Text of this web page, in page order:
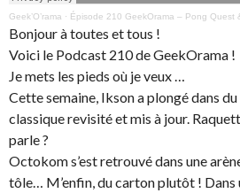
Geek’O’rama · Épisode 210 GeekOrama – Pong Quest &
Bonjour à toutes et tous !
Voici le Podcast 210 de GeekOrama !
Je mets les pieds où je veux …
Cette semaine, Ikson a plongé dans
classique revisité et mis à jour.
parle ?
Octokom s’est retrouvé dans une
tôle… M’enfin, du carton plutôt ! Dans